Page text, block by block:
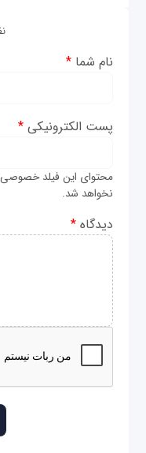
نام شما*
پست الکترونیکی*
محتوای این فیلد
نخواهد شد.
دیدگاه*